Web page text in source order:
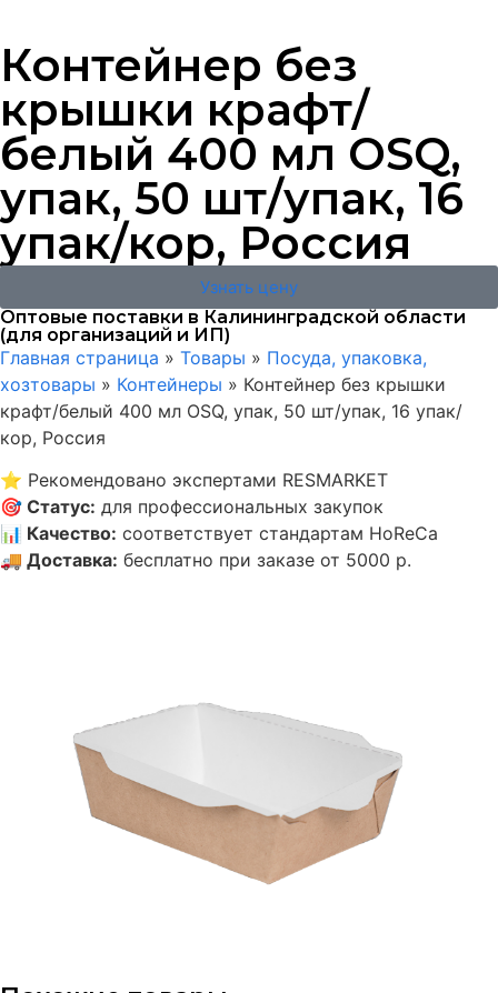
Контейнер без
крышки крафт/
белый 400 мл OSQ,
упак, 50 шт/упак, 16
упак/кор, Россия
Узнать цену
Оптовые поставки в Калининградской области
(для организаций и ИП)
Главная страница » Товары » Посуда, упаковка,
хозтовары » Контейнеры » Контейнер без крышки
крафт/белый 400 мл OSQ, упак, 50 шт/упак, 16 упак/
кор, Россия
⭐ Рекомендовано экспертами RESMARKET
🎯 Статус: для профессиональных закупок
📊 Качество: соответствует стандартам HoReCa
🚚 Доставка: бесплатно при заказе от 5000 р.